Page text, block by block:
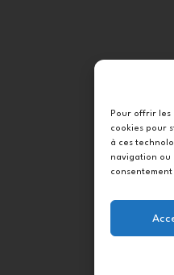
Pour offrir les
cookies pour
à ces
navigation ou